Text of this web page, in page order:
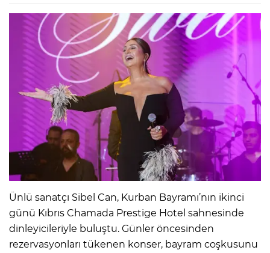
Ünlü sanatçı Sibel Can, Kurban Bayramı’nın ikinci
günü Kıbrıs Chamada Prestige Hotel sahnesinde
dinleyicileriyle buluştu. Günler öncesinden
rezervasyonları tükenen konser, bayram coşkusunu